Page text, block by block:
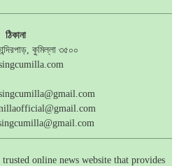
ঠিকানা
কুমিল্লা ৩৫০০
trusted online news website that provides